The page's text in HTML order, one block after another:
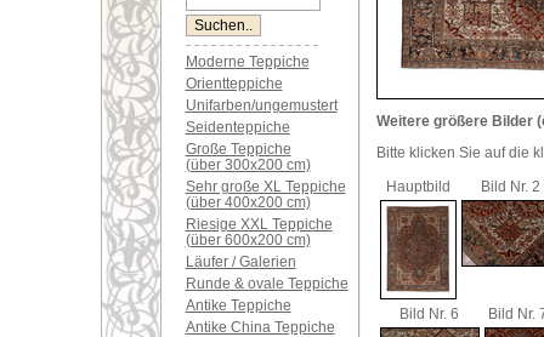
Moderne Teppiche
Orientteppiche
Unifarben/ungemustert
Seidenteppiche
Große Teppiche
(über 300x200 cm)
Sehr große XL Teppiche
(über 400x200 cm)
Riesige XXL Teppiche
(über 600x200 cm)
Läufer / Galerien
Runde & ovale Teppiche
Antike Teppiche
Antike China Teppiche
Weitere größere Bilder
Bitte klicken Sie auf die
Hauptbild
Bild Nr. 2
Bild Nr. 6 Bild Nr.